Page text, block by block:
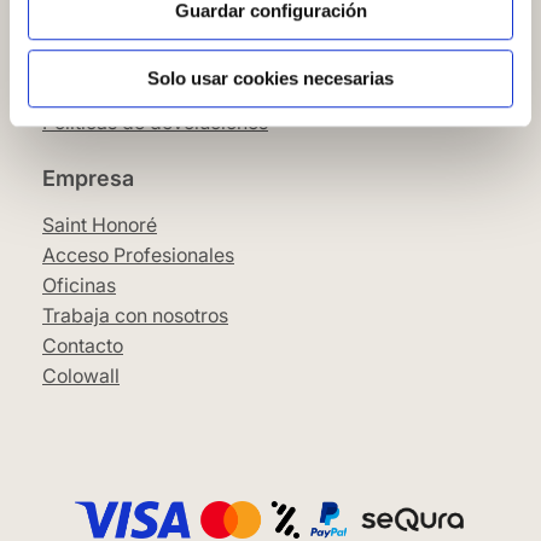
Guardar configuración
Solo usar cookies necesarias
Envíos y entrega
Políticas de devoluciones
Empresa
Saint Honoré
Acceso Profesionales
Oficinas
Trabaja con nosotros
Contacto
Colowall